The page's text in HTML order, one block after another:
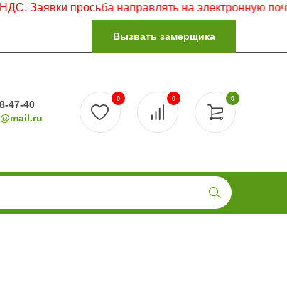
просьба направлять на электронную почту.
Вызвать замерщика
47-40
0
0 0